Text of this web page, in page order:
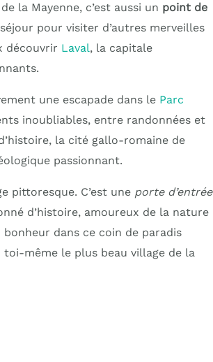
la Mayenne, c’est aussi un point de
pour visiter d’autres merveilles
découvrir Laval, la capitale
une escapade dans le Parc
inoubliables, entre randonnées et
la cité gallo-romaine de
passionnant.
pittoresque. C’est une porte d’entrée
d’histoire, amoureux de la nature
dans ce coin de paradis
même le plus beau village de la